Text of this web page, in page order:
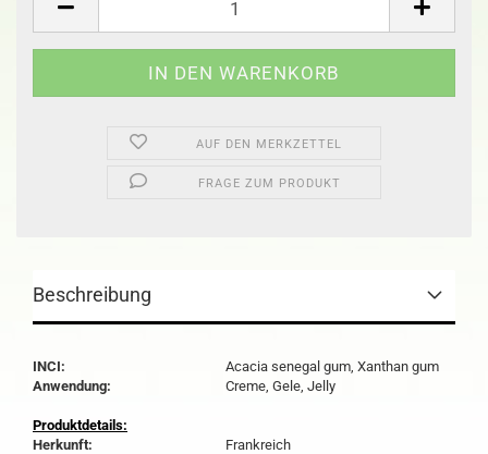
AUF DEN MERKZETTEL
FRAGE ZUM PRODUKT
Beschreibung
INCI:
Acacia senegal gum, Xanthan gum
Anwendung:
Creme, Gele, Jelly
Produktdetails:
Herkunft:
Frankreich